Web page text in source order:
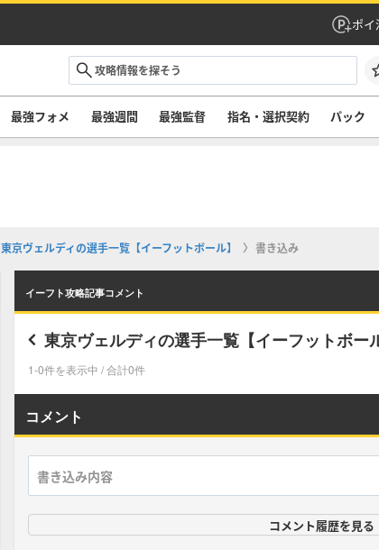
ポイ
最強フォメ 最強週間 最強監督 指名・選択契約 パック
東京ヴェルディの選手一覧【イーフットボール】 書き込み
イーフト攻略記事コメント
東京ヴェルディの選手一覧【イーフットボー
1-0件を表示中 / 合計0件
コメント
コメント履歴を見る